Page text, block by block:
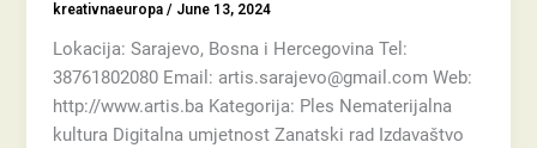
kreativnaeuropa/ June 13, 2024
Lokacija: Sarajevo, Bosna i Hercegovina Tel:
38761802080 Email: artis.sarajevo@gmail.com Web:
http://www.artis.ba Kategorija: Ples Nematerijalna
kultura Digitalna umjetnost Zanatski rad Izdavaštvo